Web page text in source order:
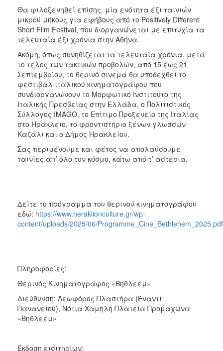
Θα φιλοξενηθεί επίσης, μία ενότητα έξι ταινιών
μικρού μήκους για εφήβους από το Positively Different
Short Film Festival, που διοργανώνεται με επιτυχία τα
τελευταία έξι χρόνια στην Αθήνα.
Ακόμη, όπως συνηθίζεται τα τελευταία χρόνια, μετά
το τέλος των τακτικών προβολών, από 15 έως 21
Σεπτεμβρίου, το θερινό σινεμά θα υποδεχθεί το
φεστιβάλ ιταλικού κινηματογράφου που
συνδιοργανώνουν το Μορφωτικό Ινστιτούτο της
Ιταλικής Πρεσβείας στην Ελλάδα, ο Πολιτιστικός
Σύλλογος IMAGO, το Επίτιμο Προξενείο της Ιταλίας
στο Ηράκλειο, το φροντιστήριο ξένων γλωσσών
Καζάλι και ο Δήμος Ηρακλείου.
Σας περιμένουμε και φέτος να απολαύσουμε
ταινίες απ’ όλο τον κόσμο, κάτω από τ’ αστέρια.
Δείτε το πρόγραμμα του θερινού κινηματογράφου
εδώ: https://www.heraklionculture.gr/wp-
content/uploads/2025/06/Programme_Cine_Bethlehem_2025.pdf
Πληροφορίες:
Θερινός Κινηματογράφος «Βηθλεέμ»
Διεύθυνση: Λεωφόρος Πλαστήρα (Έναντι
Πανανείου), Νότια Χαμηλή Πλατεία Προμαχώνα
«Βηθλεέμ»
Έκδοση εισιτηρίων: